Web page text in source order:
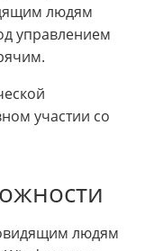
людям
управлением
участии со
людям